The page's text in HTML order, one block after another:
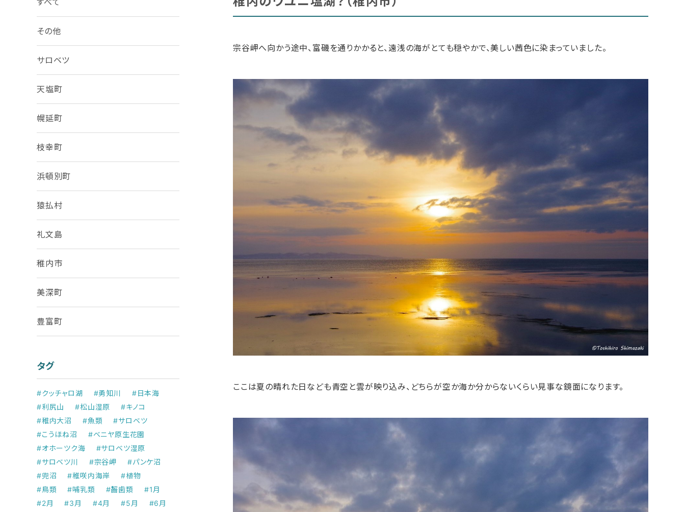
宗谷岬へ向かう途中、富磯を通りかかると、遠浅の海がとても穏やかで、美しい茜色に染まっていました。
ここは夏の晴れた日なども青空と雲が映り込み、どちらが空か海か分からないくらい見事な鏡面になります。
すべて
その他
サロベツ
天塩町
幌延町
枝幸町
浜頓別町
猿払村
礼文島
稚内市
美深町
豊富町
タグ
#クッチャロ湖 #勇知川
#日本海
#利尻山
#松山湿原
#キノコ
#稚内大沼
#魚類
#サロベツ
#こうほね沼
#ベニヤ原生花園
#オホーツク海
#サロベツ湿原
#サロベツ川
#宗谷岬
#パンケ沼
#兜沼
#稚咲内海岸
#植物
#鳥類
#哺乳類 #齧歯類
#1月
#2月
#3月 #4月 #5月
#6月